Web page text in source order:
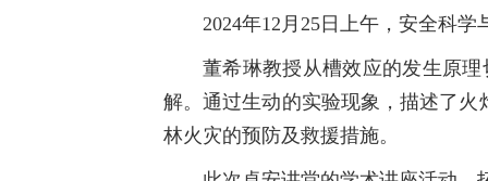
2024年12月25日上午，安全科
董希琳教授从槽效应的发生原
解。通过生动的实验现象，描述了
林火灾的预防及救援措施。